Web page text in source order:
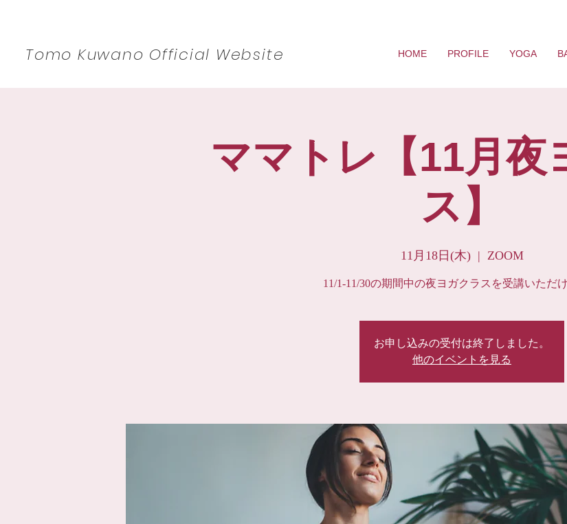
HOME PROFILE YOGA
​Tomo Kuwano Official Website
ママトレ【11月夜
ス】
11月18日(木)
  |
ZOOM
11/1-11/30の期間中の夜ヨガクラスを受講いただけ
お申し込みの受付は終了しました。
他のイベントを見る